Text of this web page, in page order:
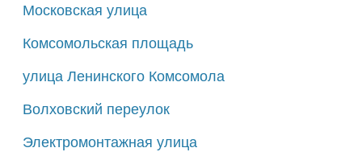
Московская улица
Комсомольская площадь
улица Ленинского Комсомола
Волховский переулок
Электромонтажная улица